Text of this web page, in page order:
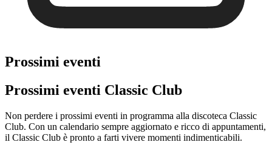
Prossimi eventi
Prossimi eventi Classic Club
Non perdere i prossimi eventi in programma alla discoteca Classic
Club. Con un calendario sempre aggiornato e ricco di appuntamenti,
il Classic Club è pronto a farti vivere momenti indimenticabili.